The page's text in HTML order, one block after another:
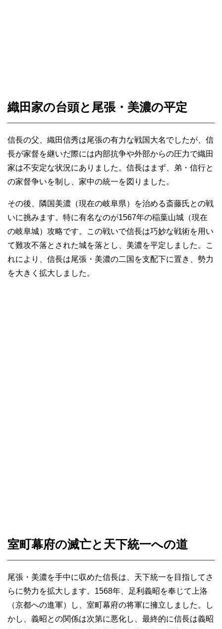
織田家の台頭と尾張・美濃の平定
信長の父、織田信秀は尾張の有力な戦国大名でしたが、信
長が家督を継いだ際には内部抗争や外部からの圧力で織田
家は不安定な状況にありました。信長はまず、弟・信行と
の家督争いを制し、家中の統一を図りました。
その後、隣国美濃（現在の岐阜県）を治める斎藤氏との戦
いに挑みます。特に有名なのが1567年の稲葉山城（現在
の岐阜城）攻略です。この戦いで信長は巧妙な戦術を用い
て難攻不落とされた城を落とし、美濃を平定しました。こ
れにより、信長は尾張・美濃の二国を支配下に置き、勢力
を大きく拡大しました。
室町幕府の滅亡と天下統一への道
尾張・美濃を手中に収めた信長は、天下統一を目指してさ
らに勢力を拡大します。1568年、足利義昭を奉じて上洛
（京都への進軍）し、室町幕府の将軍に擁立しました。し
かし、義昭との関係は次第に悪化し、最終的に信長は義昭